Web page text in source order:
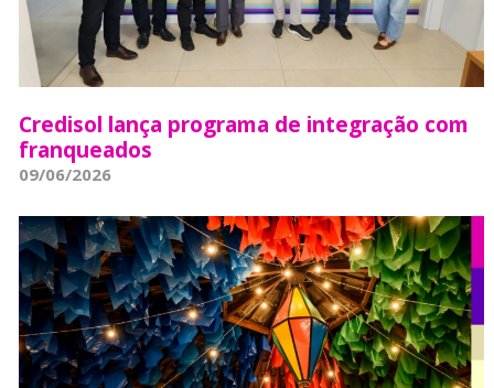
Credisol lança programa de integração com
franqueados
09/06/2026